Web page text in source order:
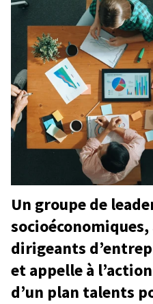
Un groupe de
dirigeants
et appelle à
d’un plan talents